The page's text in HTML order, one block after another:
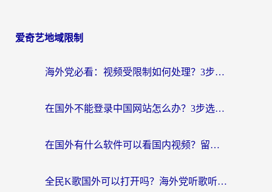
爱奇艺地域限制
海外党必看：视频受限制如何处理？3步解决国内剧番“看不了”难题
在国外不能登录中国网站怎么办？3步选对回国加速器，无缝刷剧、办业务
在国外有什么软件可以看国内视频？留学生亲测的追剧救星来了
全民K歌国外可以打开吗？海外党听歌听书无限制的实用指南